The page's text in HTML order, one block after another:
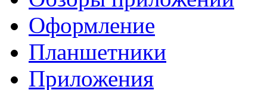
Оформление
Планшетники
Приложения